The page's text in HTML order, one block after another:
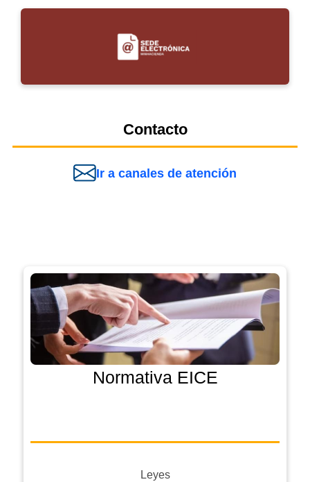
Contacto
Ir a canales de atención
Normativa EICE
Leyes